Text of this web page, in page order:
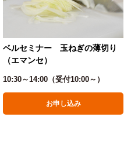
ベルセミナー 玉ねぎの薄切り
（エマンセ）
10:30～14:00（受付10:00～）
お申し込み